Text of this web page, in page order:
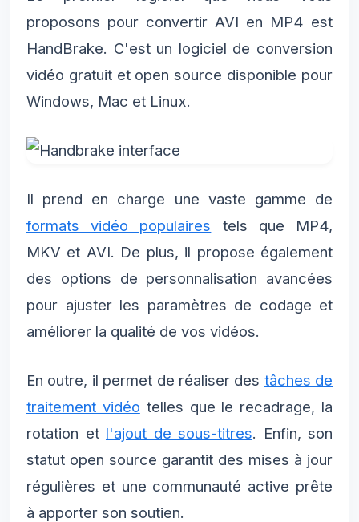
proposons pour convertir AVI en MP4 est
HandBrake. C'est un logiciel de conversion
vidéo gratuit et open source disponible pour
Windows, Mac et Linux.
Il prend en charge une vaste gamme de
formats vidéo populaires tels que MP4,
MKV et AVI. De plus, il propose également
des options de personnalisation avancées
pour ajuster les paramètres de codage et
améliorer la qualité de vos vidéos.
En outre, il permet de réaliser des tâches de
traitement vidéo telles que le recadrage, la
rotation et l'ajout de sous-titres. Enfin, son
statut open source garantit des mises à jour
régulières et une communauté active prête
à apporter son soutien.